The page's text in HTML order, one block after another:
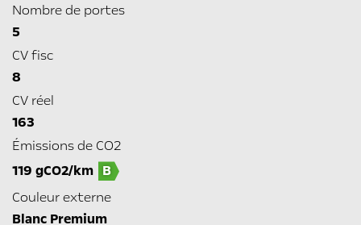
Nombre de portes
5
CV fisc
8
CV réel
163
Émissions de CO2
119 gCO2/km B
Couleur externe
Blanc Premium